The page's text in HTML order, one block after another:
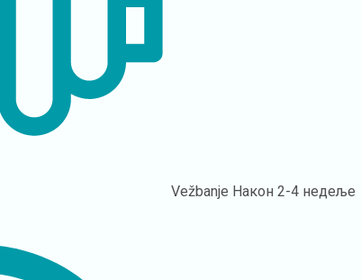
Vežbanje Након 2-4 недеље